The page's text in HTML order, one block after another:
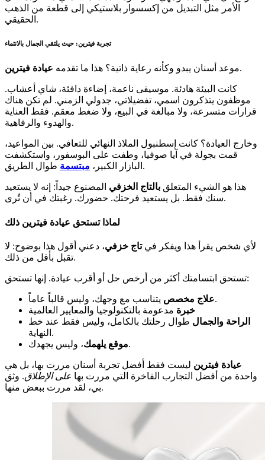
الأمر مثل التبديل من إكسسوار بلاستيكي إلى قطعة من الذهب
الحقيقي.
تجربة فيترين: حيث يلتقي الجمال بالانتماء
موعد أسنان يبدو وكأنه رعاية ذاتية؟ هذا ما تقدمه عيادة فيترين .
كانت البيئة هادئة. موسيقى ناعمة، إضاءة دافئة، شاي أعشاب.
موظفون يتذكرون اسمي، تفضيلاتي، جدولي الزمني. لم تكن هناك
قرارات متسرعة، ولا مبالغة في البيع، ولا ضغط معقم. فقط العناية
والهدوء والرفاهية.
وخارج العيادة؟ كانت إسطنبول الملاذ النهائي للتعافي. بين المواعيد،
قمت بجولة في آيا صوفيا، وطفت على البوسفور، واستكشفت
البازار الكبير، مبتسمة طوال الطريق.
هذا هو الشيء المتعلق بالتاج الخزفي المصنوع جيداً: إنه لا يستعيد
سنك فقط. بل يستعيد فرحتك. حضورك. رغبتك في أن تُرى.
لماذا تستحق عيادة فيترين ذلك
لأي شخص يقرأ هذا ويفكر فيتاج خزفي، دعني أقول هذا بوضوح: لا
تقبل بأقل من ذلك.
تستحق ابتسامتك أكثر من أرخص حل أو أقرب عيادة. إنها تستحق:
علاج مخصصيتناسب مع وجهك، وليس قالباً عاماً.
خبرة مدعومة بالتكنولوجيا والمعايير العالمية
الراحة والجمال طوال رحلتك بالكامل، وليس فقط عند خط
النهاية.
موقع يلهمك، وليس يجهدك.
عيادة فيترين ليست فقط أفضل تجربة أسنان مررت بها، بل هي
واحدة من أفضل التجارب الفاخرة التي مررت بها على الإطلاق. وثق
بي، لقد مررت ببعض منها.